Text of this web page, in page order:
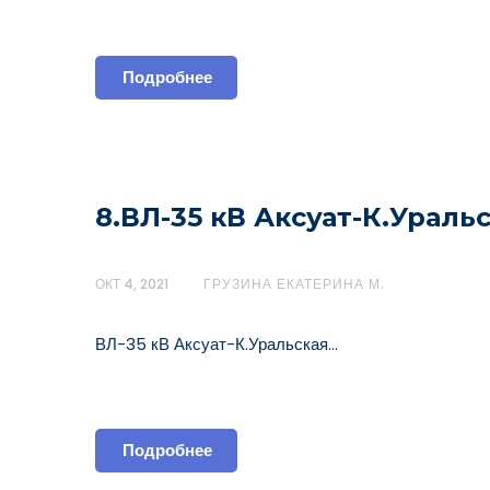
Подробнее
8.ВЛ-35 кВ Аксуат-
ОКТ 4, 2021 ГРУЗИНА ЕКАТЕРИНА М.
ВЛ-35 кВ Аксуат-К.Уральская…
Подробнее